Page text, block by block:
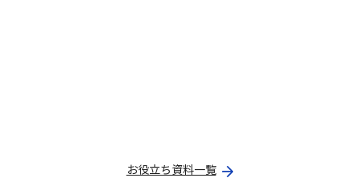
お役立ち資料一覧